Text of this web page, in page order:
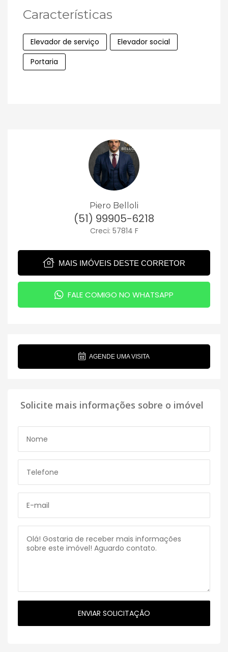
Características
Elevador de serviço
Elevador social
Portaria
Piero Belloli
(51) 99905-6218
Creci: 57814 F
MAIS IMÓVEIS DESTE CORRETOR
FALE COMIGO NO WHATSAPP
AGENDE UMA VISITA
Solicite mais informações sobre o imóvel